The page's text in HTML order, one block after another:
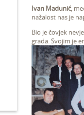
Ivan Madunić,
nažalost nas je
Bio je čovjek
grada. Svojim je